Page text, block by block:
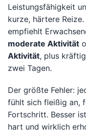
Leistungsfähigkeit
kurze, härtere
empfiehlt
moderate Aktivität
Aktivität, plus
zwei Tagen.
Der größte Fehler:
fühlt sich fleißig an,
Fortschritt. Besser
hart und wirklich